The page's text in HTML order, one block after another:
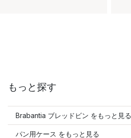
もっと探す
Brabantia ブレッドビン をもっと見る
パン用ケース をもっと見る